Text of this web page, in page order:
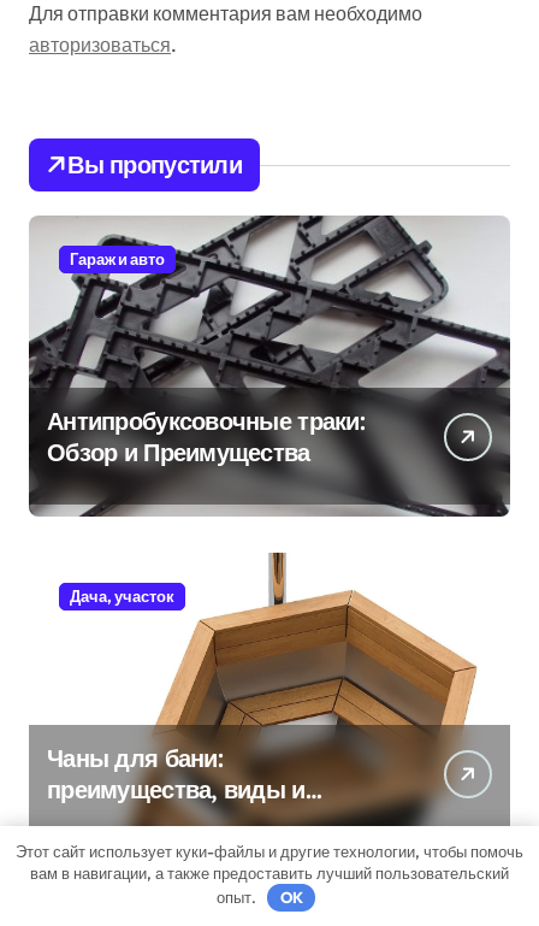
Для отправки комментария вам необходимо
авторизоваться.
Вы пропустили
Гараж и авто
Антипробуксовочные траки:
Обзор и Преимущества
Дача, участок
Чаны для бани:
преимущества, виды и
особенности использования
Этот сайт использует куки-файлы и другие технологии, чтобы помочь
вам в навигации, а также предоставить лучший пользовательский
опыт.
OK